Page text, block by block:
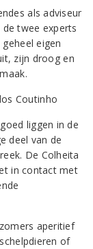
als adviseur
de twee experts
eigen
zijn droog en
liggen in de
deel van de
De Colheita
in contact met
aperitief
of